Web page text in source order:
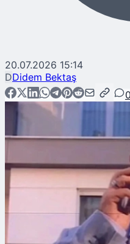
20.07.2026 15:14
DDidem Bektaş
0